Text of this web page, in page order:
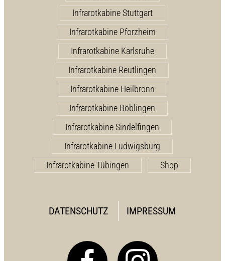
DATENSCHUTZ IMPRESSUM
Infrarotkabine Stuttgart
Infrarotkabine Pforzheim
Infrarotkabine Karlsruhe
Infrarotkabine Reutlingen
Infrarotkabine Heilbronn
Infrarotkabine Böblingen
Infrarotkabine Sindelfingen
Infrarotkabine Ludwigsburg
Infrarotkabine Tübingen
Shop